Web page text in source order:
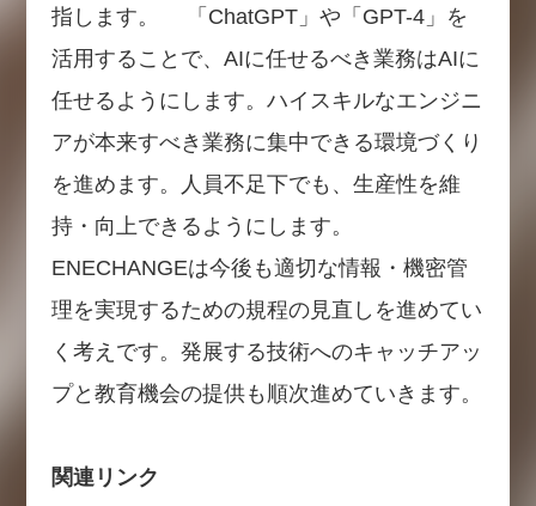
指します。 「ChatGPT」や「GPT-4」を
活用することで、AIに任せるべき業務はAIに
任せるようにします。ハイスキルなエンジニ
アが本来すべき業務に集中できる環境づくり
を進めます。人員不足下でも、生産性を維
持・向上できるようにします。
ENECHANGEは今後も適切な情報・機密管
理を実現するための規程の見直しを進めてい
く考えです。発展する技術へのキャッチアッ
プと教育機会の提供も順次進めていきます。
関連リンク